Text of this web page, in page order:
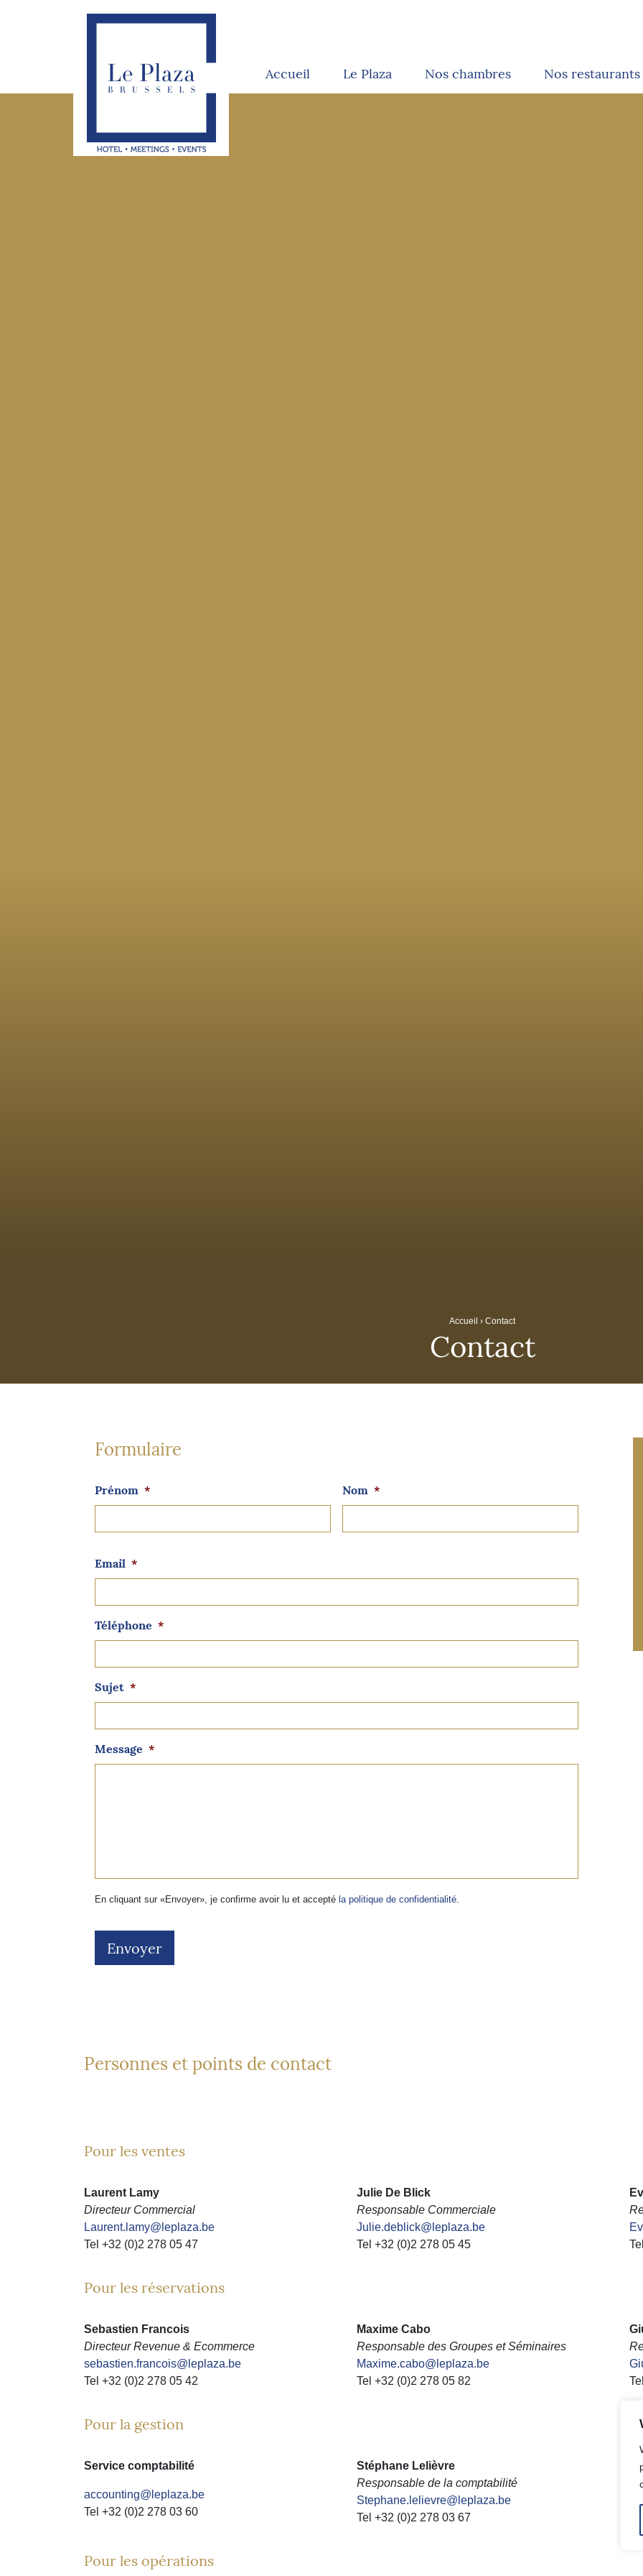
Accueil Le Plaza Nos chambres Nos restaurants
Accueil › Contact
Contact
Formulaire
Prénom * Nom *
Email *
Téléphone *
Sujet *
Message *
En cliquant sur «Envoyer», je confirme avoir lu et accepté la politique de confidentialité
Personnes et points de contact
Pour les ventes
Laurent Lamy
Directeur Commercial
Laurent.lamy@leplaza.be
Tel +32 (0)2 278 05 47
Julie De Blick
Responsable Commerciale
Julie.deblick@leplaza.be
Tel +32 (0)2 278 05 45
Pour les réservations
Sebastien Francois
Directeur Revenue & Ecommerce
sebastien.francois@leplaza.be
Tel +32 (0)2 278 05 42
Maxime Cabo
Responsable des Groupes et Séminaires
Maxime.cabo@leplaza.be
Tel +32 (0)2 278 05 82
Pour la gestion
Service comptabilité
accounting@leplaza.be
Tel +32 (0)2 278 03 60
Stéphane Lelièvre
Responsable de la comptabilité
Stephane.lelievre@leplaza.be
Tel +32 (0)2 278 03 67
Pour les opérations